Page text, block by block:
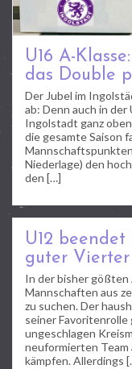
U16 A-
das Double
Der Jubel im
ab: Denn auch in
Ingolstadt ganz
die gesamte Saison
Niederlage) den
den […]
U12
guter Vierter
In der bisher gößten
Mannschaften aus
zu suchen. Der
seiner
ungeschlagen
neuformierten Team
kämpfen. Allerdings